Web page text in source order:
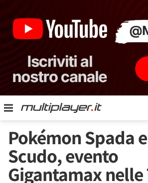
Pokémon Spada e
Scudo, evento
Gigantamax nelle